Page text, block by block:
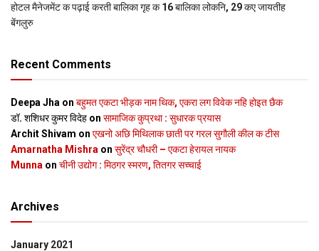
होटल मैनेजमेंट क पढ़ाई करती बालिका गृह क 16 बालिका लोकनि, 29 कए जायतीह
बेंगलुरु
Recent Comments
Deepa Jha on बहुमत एकटा भीड़क नाम थिक, एकरा लग विवेक नहि होइत छैक
डॉ. शशिधर कुमर विदेह on सामाजिक कुप्रथा : सुधारक प्रयास
Archit Shivam on एखनो अछि मिथिलाक छाती पर गरल सुगौली कील क टीस
Amarnatha Mishra on सुरेंद्र चौधरी – एकटा हेरायल नायक
Munna on चीनी उद्योग : मिठगर स्‍मरण, तितगर सच्‍चाई
Archives
January 2021